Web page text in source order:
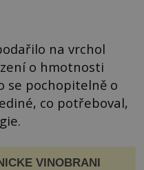
na vrchol
o hmotnosti
se pochopitelně o
co potřeboval,
VINOBRANÍ